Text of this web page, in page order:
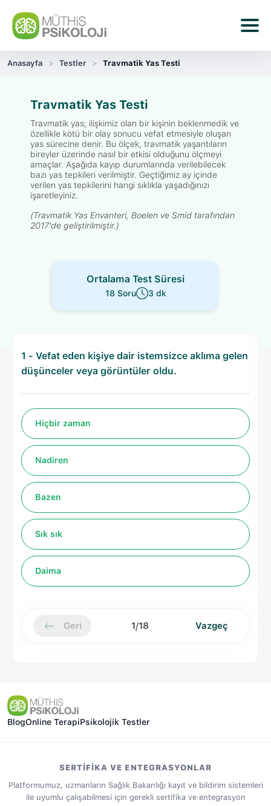
Anasayfa Testler Travmatik Yas Testi
Travmatik Yas Testi
Travmatik yas; ilişkimiz olan bir kişinin beklenmedik ve
özellikle kötü bir olay sonucu vefat etmesiyle oluşan
yas sürecine denir. Bu ölçek, travmatik yaşantıların
bireyler üzerinde nasıl bir etkisi olduğunu ölçmeyi
amaçlar. Aşağıda kayıp durumlarında verilebilecek
bazı yas tepkileri verilmiştir. Geçtiğimiz ay içinde
verilen yas tepkilerini hangi sıklıkla yaşadığınızı
işaretleyiniz.
(Travmatik Yas Envanteri, Boelen ve Smid tarafından
2017'de geliştirilmiştir.)
Ortalama Test Süresi
18 Soru 3 dk
1 - Vefat eden kişiye dair istemsizce aklıma gelen
düşünceler veya görüntüler oldu.
Hiçbir zaman
Nadiren
Bazen
Sık sık
Daima
Geri 1/18 Vazgeç
BlogOnline TerapiPsikolojik Testler
SERTIFIKA VE ENTEGRASYONLAR
Platformumuz, uzmanların Sağlık Bakanlığı kayıt ve bildirim sistemleri
ile uyumlu çalışabilmesi için gerekli sertifika ve entegrasyon